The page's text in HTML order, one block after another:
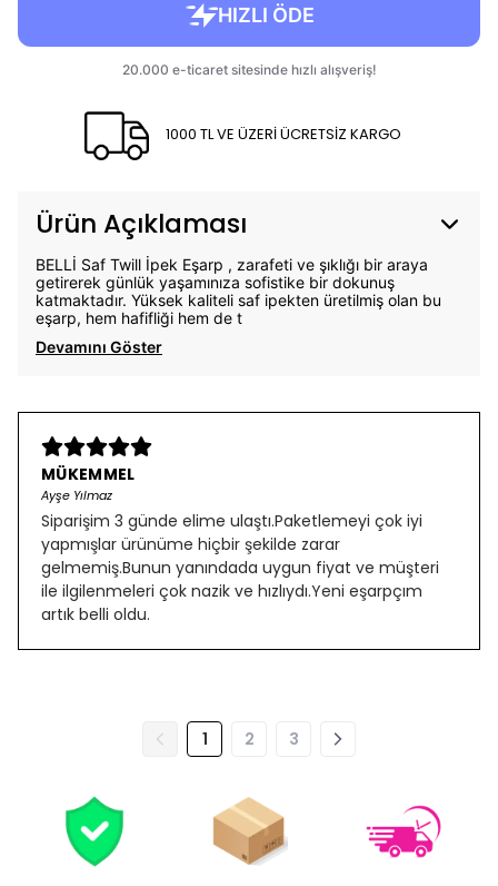
1000 TL VE ÜZERİ ÜCRETSİZ KARGO
Ürün Açıklaması
BELLİ Saf Twill İpek Eşarp , zarafeti ve şıklığı bir araya
getirerek günlük yaşamınıza sofistike bir dokunuş
katmaktadır. Yüksek kaliteli saf ipekten üretilmiş olan bu
eşarp, hem hafifliği hem de t
Devamını Göster
MÜKEMMEL
Ayşe Yılmaz
Siparişim 3 günde elime ulaştı.Paketlemeyi çok iyi
yapmışlar ürünüme hiçbir şekilde zarar
gelmemiş.Bunun yanındada uygun fiyat ve müşteri
ile ilgilenmeleri çok nazik ve hızlıydı.Yeni eşarpçım
artık belli oldu.
1 2 3